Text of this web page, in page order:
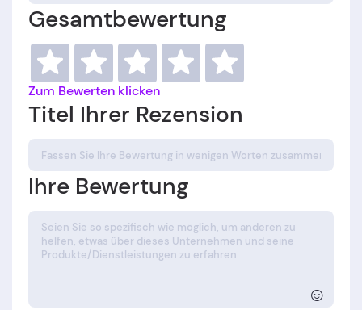
Gesamtbewertung
Zum Bewerten klicken
Titel Ihrer Rezension
Ihre Bewertung
☺